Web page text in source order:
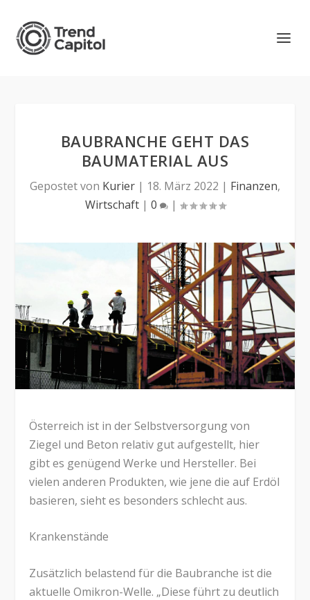
BAUBRANCHE GEHT DAS
BAUMATERIAL AUS
Gepostet von Kurier | 18. März 2022 | Finanzen,
Wirtschaft| 0 |
Österreich ist in der Selbstversorgung von
Ziegel und Beton relativ gut aufgestellt, hier
gibt es genügend Werke und Hersteller. Bei
vielen anderen Produkten, wie jene die auf Erdöl
basieren, sieht es besonders schlecht aus.
Krankenstände
Zusätzlich belastend für die Baubranche ist die
aktuelle Omikron-Welle. „Diese führt zu deutlich